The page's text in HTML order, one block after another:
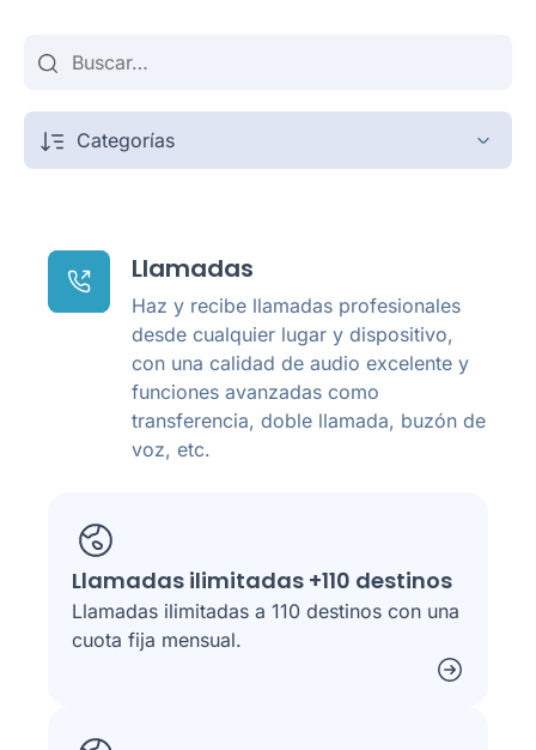
Categorías
Llamadas
Haz y recibe llamadas profesionales
desde cualquier lugar y dispositivo,
con una calidad de audio excelente y
funciones avanzadas como
transferencia, doble llamada, buzón de
voz, etc.
Llamadas ilimitadas +110 destinos
Llamadas ilimitadas a 110 destinos con una
cuota fija mensual.